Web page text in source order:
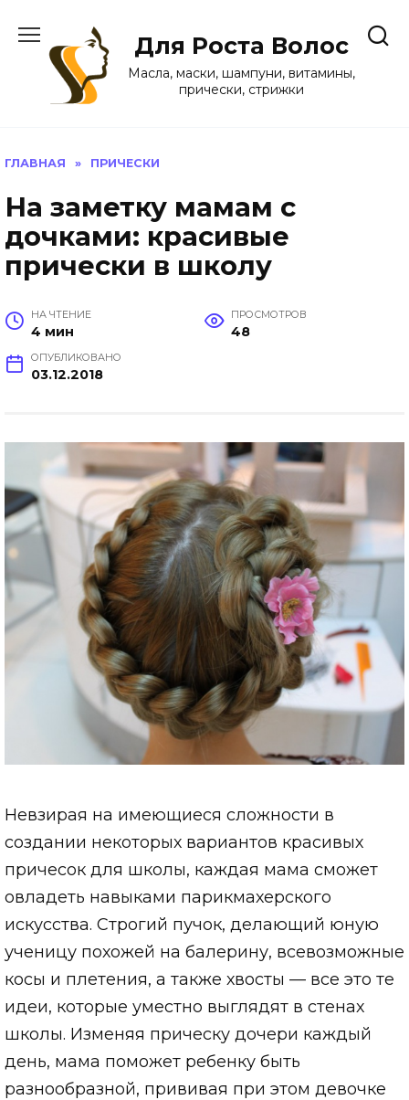
содержанию
Для Роста Волос
Масла, маски, шампуни, витамины,
прически, стрижки
ГЛАВНАЯ » ПРИЧЕСКИ
На заметку мамам с
дочками: красивые
прически в школу
НА ЧТЕНИЕ
4 мин
ПРОСМОТРОВ
48
ОПУБЛИКОВАНО
03.12.2018
Невзирая на имеющиеся сложности в
создании некоторых вариантов красивых
причесок для школы, каждая мама сможет
овладеть навыками парикмахерского
искусства. Строгий пучок, делающий юную
ученицу похожей на балерину, всевозможные
косы и плетения, а также хвосты — все это те
идеи, которые уместно выглядят в стенах
школы. Изменяя прическу дочери каждый
день, мама поможет ребенку быть
разнообразной, прививая при этом девочке